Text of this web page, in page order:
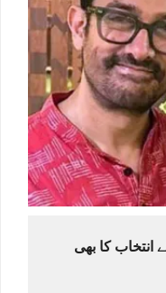
انتخاب کا بھی